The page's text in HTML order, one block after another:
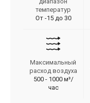
температур
От -15 до 30
Максимальный
расход воздуха
500 - 1000 м³/
час